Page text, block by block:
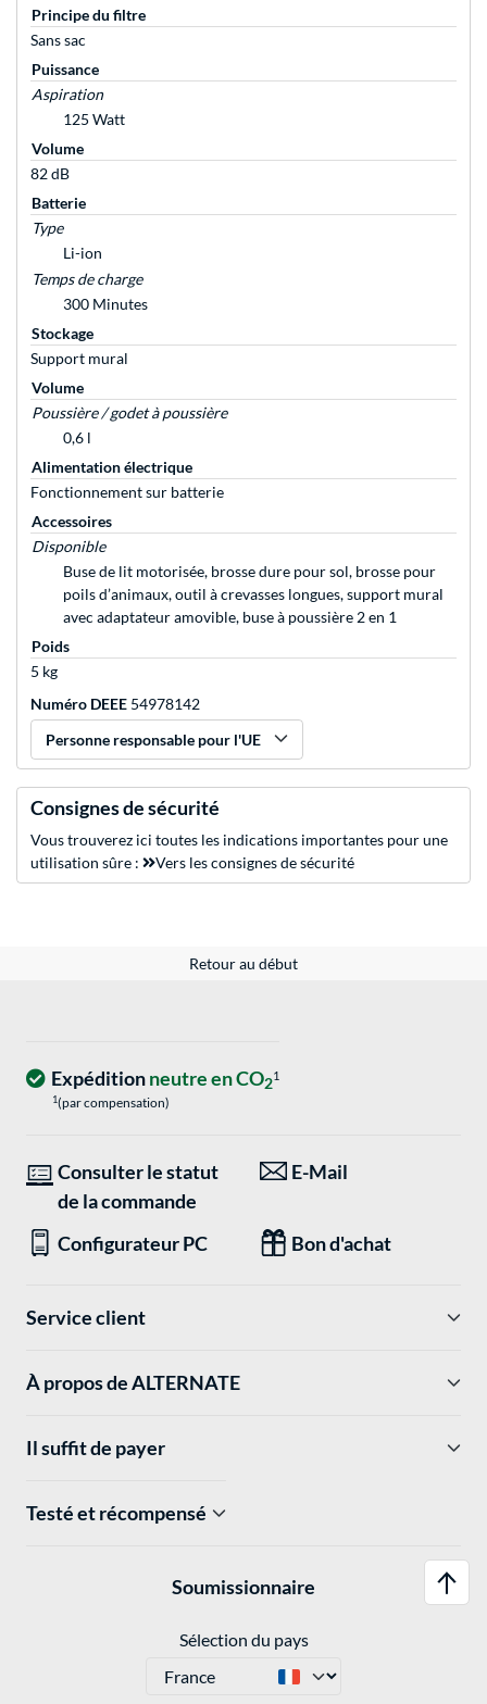
Principe du filtre
Sans sac
Puissance
Aspiration
125 Watt
Volume
82 dB
Batterie
Type
Li-ion
Temps de charge
300 Minutes
Stockage
Support mural
Volume
Poussière / godet à poussière
0,6 l
Alimentation électrique
Fonctionnement sur batterie
Accessoires
Disponible
Buse de lit motorisée, brosse dure pour sol, brosse pour
poils d’animaux, outil à crevasses longues, support mural
avec adaptateur amovible, buse à poussière 2 en 1
Poids
5 kg
Numéro DEEE 54978142
Personne responsable pour l'UE
Consignes de sécurité
Vous trouverez ici toutes les indications importantes pour une
utilisation sûre :
Vers les consignes de sécurité
Retour au début
Expéditionneutre en CO21
1(par compensation)
Consulter le statut
de la commande
E-Mail
Configurateur PC Bon d'achat
Service client
À propos de ALTERNATE
Il suffit de payer
Testé et récompensé
Soumissionnaire
Sélection du pays